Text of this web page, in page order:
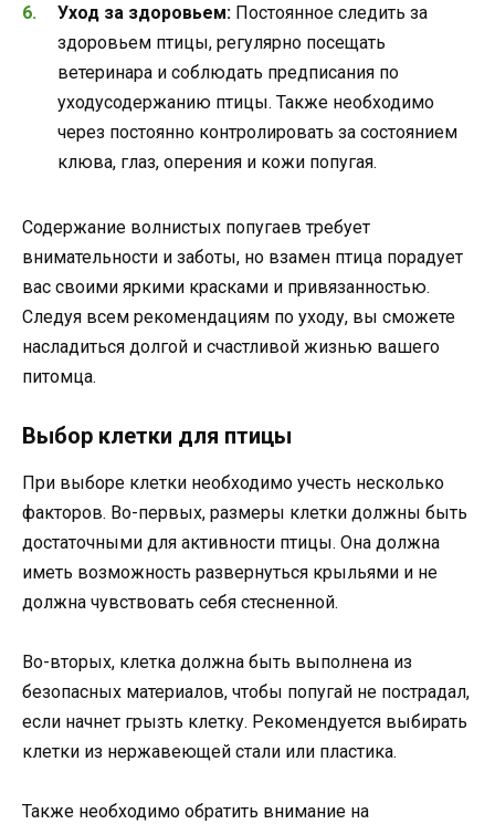
Уход за здоровьем: Постоянное следить за
здоровьем птицы, регулярно посещать
ветеринара и соблюдать предписания по
уходусодержанию птицы. Также необходимо
через постоянно контролировать за состоянием
клюва, глаз, оперения и кожи попугая.
Содержание волнистых попугаев требует
внимательности и заботы, но взамен птица порадует
вас своими яркими красками и привязанностью.
Следуя всем рекомендациям по уходу, вы сможете
насладиться долгой и счастливой жизнью вашего
питомца.
Выбор клетки для птицы
При выборе клетки необходимо учесть несколько
факторов. Во-первых, размеры клетки должны быть
достаточными для активности птицы. Она должна
иметь возможность развернуться крыльями и не
должна чувствовать себя стесненной.
Во-вторых, клетка должна быть выполнена из
безопасных материалов, чтобы попугай не пострадал,
если начнет грызть клетку. Рекомендуется выбирать
клетки из нержавеющей стали или пластика.
Также необходимо обратить внимание на